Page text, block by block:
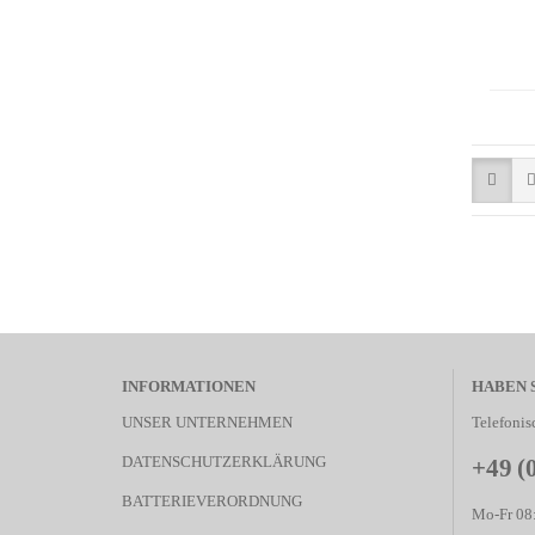
INFORMATIONEN
UNSER UNTERNEHMEN
DATENSCHUTZERKLÄRUNG
BATTERIEVERORDNUNG
HABEN
+49
Mo-Fr